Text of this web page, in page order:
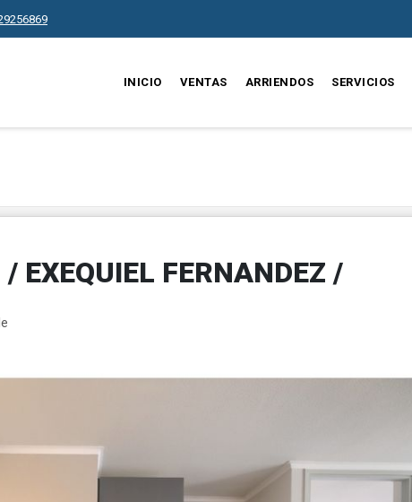
INICIO VENTAS ARRIENDOS SERVICIOS
EXEQUIEL FERNANDEZ /